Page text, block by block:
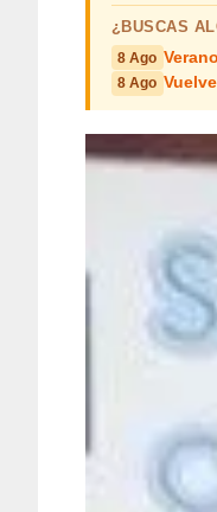
¿BUSCAS
8 Ago
8 Ago